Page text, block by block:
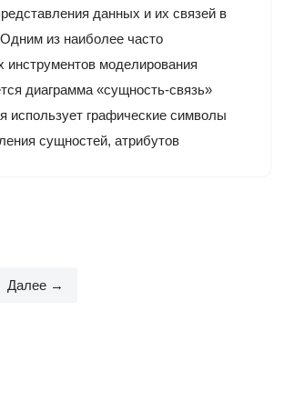
данных и их связей в
из наиболее часто
инструментов моделирования
диаграмма «сущность-связь»
использует графические символы
сущностей, атрибутов
Далее →